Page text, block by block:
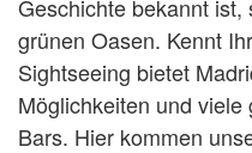
Geschichte bekannt
grünen Oasen. Kennt
Sightseeing bietet
Möglichkeiten und viele
Bars. Hier kommen